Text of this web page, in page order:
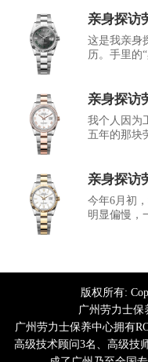
亲身探访
这是我亲身
历。手里的
亲身探访
我个人因为
五年的那块
亲身探访
今年6月初
明显偏慢，
版权所有:
广州劳力士保
广州劳力士保养中心拥有
高级技术顾问3名、高级技